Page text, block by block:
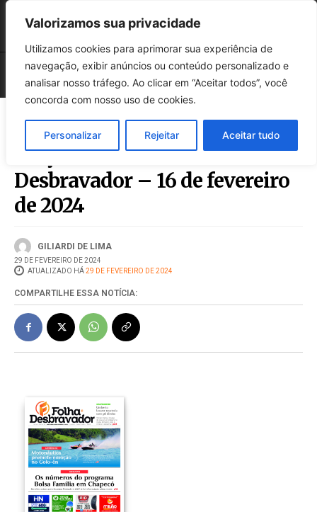
Valorizamos sua privacidade
Utilizamos cookies para aprimorar sua experiência de
navegação, exibir anúncios ou conteúdo personalizado e
analisar nosso tráfego. Ao clicar em “Aceitar todos”, você
concorda com nosso uso de cookies.
Personalizar Rejeitar Aceitar tudo
Edição 738 da Folha
Desbravador – 16 de fevereiro
de 2024
GILIARDI DE LIMA
29 DE FEVEREIRO DE 2024
ATUALIZADO HÁ29 DE FEVEREIRO DE 2024
COMPARTILHE ESSA NOTÍCIA: